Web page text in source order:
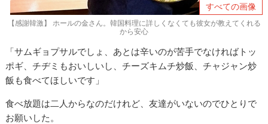
すべての画像
【感謝韓激】 ホールの金さん。韓国料理に詳しくなくても彼女が教えてくれる
から安心
「サムギョプサルでしょ、あとは辛いのが苦手でなければトッ
ポギ、チヂミもおいしいし、チーズキムチ炒飯、チャジャン炒
飯も食べてほしいです」
食べ放題は二人からなのだけれど、友達がいないのでひとりで
お願いした。